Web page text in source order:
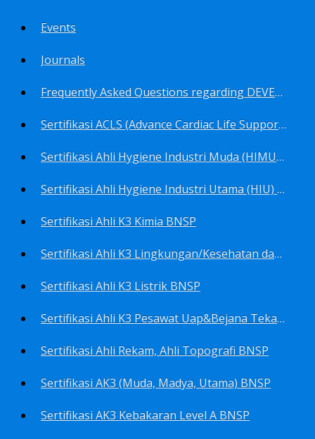
Events
Journals
Frequently Asked Questions regarding DEVELOP Training Center
Sertifikasi ACLS (Advance Cardiac Life Support) BNSP
Sertifikasi Ahli Hygiene Industri Muda (HIMU) BNSP
Sertifikasi Ahli Hygiene Industri Utama (HIU) BNSP
Sertifikasi Ahli K3 Kimia BNSP
Sertifikasi Ahli K3 Lingkungan/Kesehatan dan Keselamatan Kerja Lingkungan
Sertifikasi Ahli K3 Listrik BNSP
Sertifikasi Ahli K3 Pesawat Uap&Bejana Tekan BNSP
Sertifikasi Ahli Rekam, Ahli Topografi BNSP
Sertifikasi AK3 (Muda, Madya, Utama) BNSP
Sertifikasi AK3 Kebakaran Level A BNSP